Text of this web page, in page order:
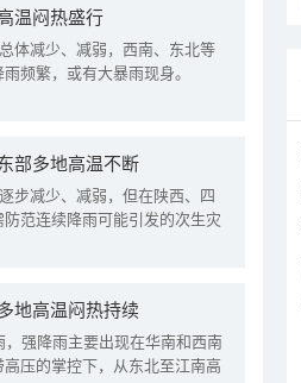
温闷热盛行
体减少、减弱，西南、东北等
频繁，或有大暴雨现身。
部多地高温不断
步减少、减弱，但在陕西、四
范连续降雨可能引发的次生灾
地高温闷热持续
强降雨主要出现在华南和西南
压的掌控下，从东北至江南高